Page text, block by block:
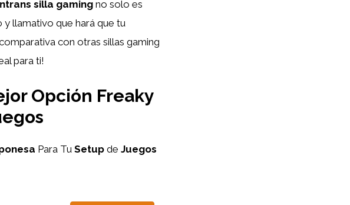
silla gamingno solo es
llamativo que hará que tu
con otras sillas gaming
para ti!
Opción Freaky
Para Tu Setup de Juegos